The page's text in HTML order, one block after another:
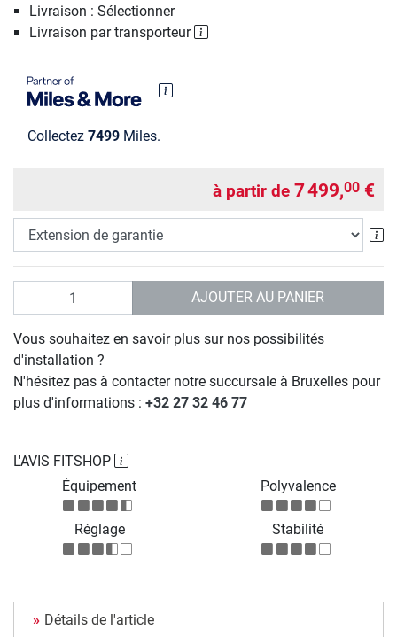
Livraison : Sélectionner
Livraison par transporteur
Collectez 7499 Miles.
à partir de 7 499,00 €
AJOUTER AU PANIER
L'AVIS FITSHOP
Équipement
Polyvalence
Réglage Stabilité
Vous souhaitez en savoir plus sur nos possibilités
d'installation ?
N'hésitez pas à contacter notre succursale à Bruxelles pour
plus d'informations : +32 27 32 46 77
Détails de l'article